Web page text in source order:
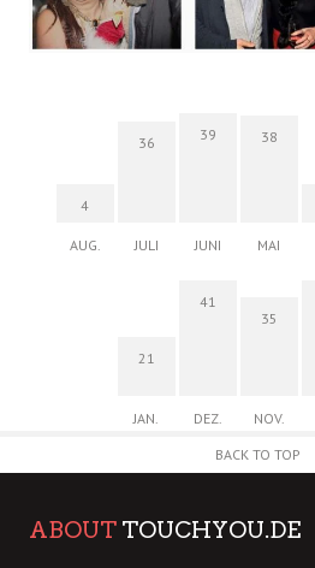
4
AUG.
36
JULI
39
JUNI
38
MAI
21
JAN.
41
DEZ.
35
NOV.
BACK TO TOP
ABOUT TOUCHYOU.DE